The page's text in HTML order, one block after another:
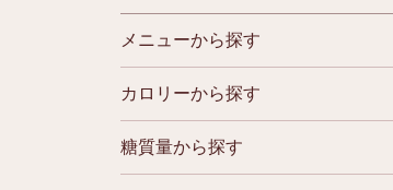
メニューから探す
カロリーから探す
糖質量から探す